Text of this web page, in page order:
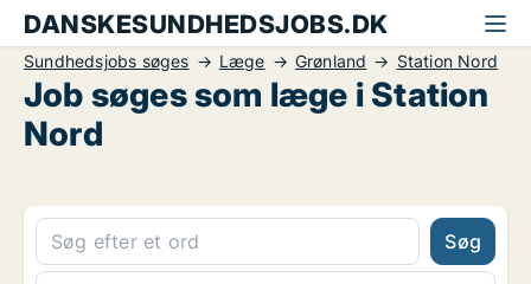
DANSKESUNDHEDSJOBS.DK
Sundhedsjobs søges Læge Grønland Station Nord
Job søges som læge i Station
Nord
Søg